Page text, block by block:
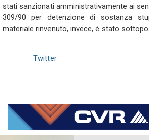
stati sanzionati amministrativamente ai
309/90 per detenzione di sostanza
materiale rinvenuto, invece, è stato
Twitter